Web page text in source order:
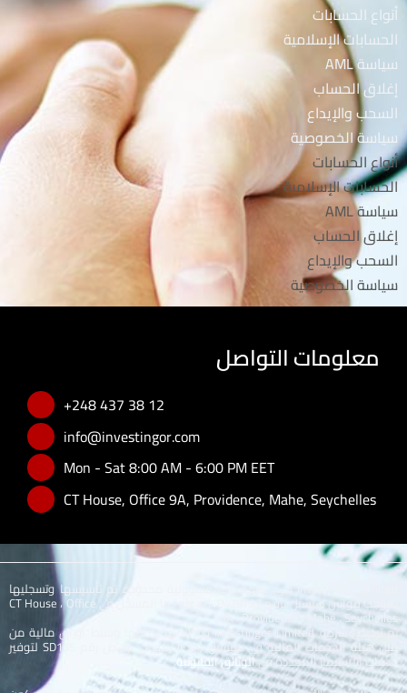
أنواع الحسابات
الحسابات الإسلامية
سياسة AML
إغلاق الحساب
السحب والإيداع
سياسة الخصوصية
أنواع الحسابات
الحسابات الإسلامية
سياسة AML
إغلاق الحساب
السحب والإيداع
سياسة الخصوصية
معلومات التواصل
+248 437 38 12
info@investingor.com
Mon - Sat 8:00 AM - 6:00 PM EET
CT House, Office 9A, Providence, Mahe, Seychelles
Investingor Limited هي شركة ذات مسؤولية محدودة تم تأسيسها وتسجليها
بموجب قوانين سيشيل برقم 8429727-1 وعنوانها المسجل في CT House ، Office
9A ، Providence ، Mahe ، Seychelles..
تم ترخيص شركة Investingor Limited وتنظيمها بصفتها وسيط أوراق مالية من
قبل هيئة الخدمات المالية في سيشيل (FSA) بموجب ترخيص رقم SD135 لتوفير
خدمات الاستثمار المحددة فيالوثائق القانونية.